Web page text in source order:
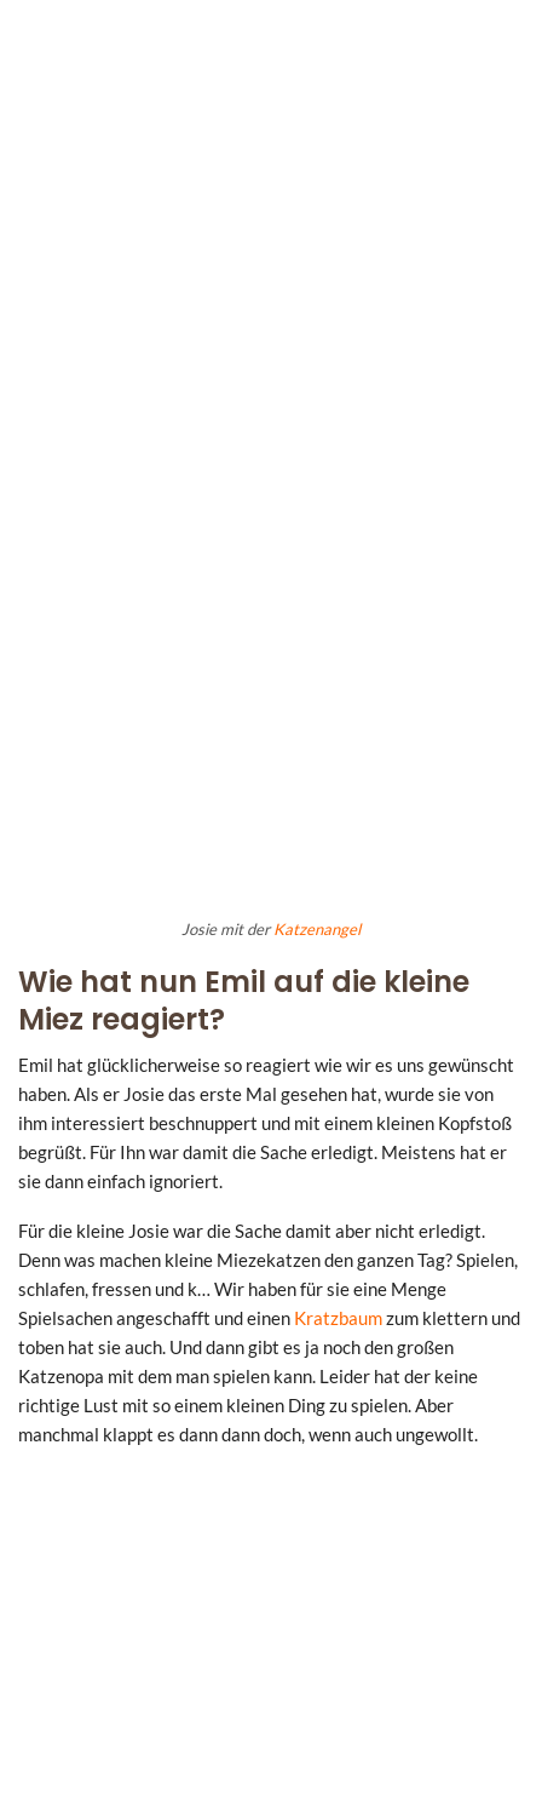
Josie mit derKatzenangel
Wie hat nun Emil auf die kleine
Miez reagiert?
Emil hat glücklicherweise so reagiert wie wir es uns gewünscht
haben. Als er Josie das erste Mal gesehen hat, wurde sie von
ihm interessiert beschnuppert und mit einem kleinen Kopfstoß
begrüßt. Für Ihn war damit die Sache erledigt. Meistens hat er
sie dann einfach ignoriert.
Für die kleine Josie war die Sache damit aber nicht erledigt.
Denn was machen kleine Miezekatzen den ganzen Tag? Spielen,
schlafen, fressen und k… Wir haben für sie eine Menge
Spielsachen angeschafft und einen Kratzbaumzum klettern und
toben hat sie auch. Und dann gibt es ja noch den großen
Katzenopa mit dem man spielen kann. Leider hat der keine
richtige Lust mit so einem kleinen Ding zu spielen. Aber
manchmal klappt es dann dann doch, wenn auch ungewollt.